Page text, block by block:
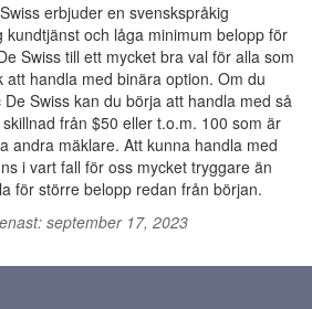
erbjuder en svenskspråkig
kundtjänst och låga minimum belopp för
Swiss till ett mycket bra val för alla som
att handla med binära option. Om du
Swiss kan du börja att handla med så
från $50 eller t.o.m. 100 som är
andra mäklare. Att kunna handla med
i vart fall för oss mycket tryggare än
för större belopp redan från början.
september 17, 2023